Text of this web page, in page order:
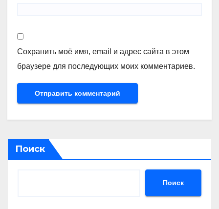
Сохранить моё имя, email и адрес сайта в этом
браузере для последующих моих комментариев.
Поиск
Поиск